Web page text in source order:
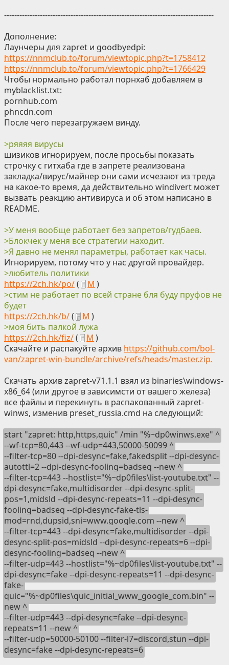
----------------------------------------------------------------------------------
Дополнение:
Лаунчеры для zapret и goodbyedpi:
https://nnmclub.to/forum/viewtopic.php?t=1758412
https://nnmclub.to/forum/viewtopic.php?t=1766429
Чтобы нормально работал порнхаб добавляем в
myblacklist.txt:
pornhub.com
phncdn.com
После чего перезагружаем винду.
>ряяяя вирусы
шизиков игнорируем, после просьбы показать
строчку с гитхаба где в запрете реализована
закладка/вирус/майнер они сами исчезают из треда
на какое-то время, да действительно windivert может
вызвать реакцию антивируса и об этом написано в
README.
>У меня вообще работает без запретов/гудбаев.
>Блокчек у меня все стратегии находит.
>Я давно не менял параметры, работает как часы.
Игнорируем, потому что у нас другой провайдер.
>любитель политики
https://2ch.hk/po/( М )
>стим не работает по всей стране бля буду пруфов не
будет
https://2ch.hk/b/( М )
>моя бить палкой лужа
https://2ch.hk/fiz/( М )
Скачайте и распакуйте архив https://github.com/bol-
van/zapret-win-bundle/archive/refs/heads/master.zip.
Скачать архив zapret-v71.1.1 взял из binaries\windows-
x86_64 (или другое в зависимсти от вашего железа)
все файлы и перекинуть в распакованный zapret-
winws, изменив preset_russia.cmd на следующий:
start "zapret: http,https,quic" /min "%~dp0winws.exe" ^
--wf-tcp=80,443 --wf-udp=443,50000-50099 ^
--filter-tcp=80 --dpi-desync=fake,fakedsplit --dpi-desync-
autottl=2 --dpi-desync-fooling=badseq --new ^
--filter-tcp=443 --hostlist="%~dp0files\list-youtube.txt" --
dpi-desync=fake,multidisorder --dpi-desync-split-
pos=1,midsld --dpi-desync-repeats=11 --dpi-desync-
fooling=badseq --dpi-desync-fake-tls-
mod=rnd,dupsid,sni=www.google.com --new ^
--filter-tcp=443 --dpi-desync=fake,multidisorder --dpi-
desync-split-pos=midsld --dpi-desync-repeats=6 --dpi-
desync-fooling=badseq --new ^
--filter-udp=443 --hostlist="%~dp0files\list-youtube.txt" --
dpi-desync=fake --dpi-desync-repeats=11 --dpi-desync-
fake-
quic="%~dp0files\quic_initial_www_google_com.bin" --
new ^
--filter-udp=443 --dpi-desync=fake --dpi-desync-
repeats=11 --new ^
--filter-udp=50000-50100 --filter-l7=discord,stun --dpi-
desync=fake --dpi-desync-repeats=6